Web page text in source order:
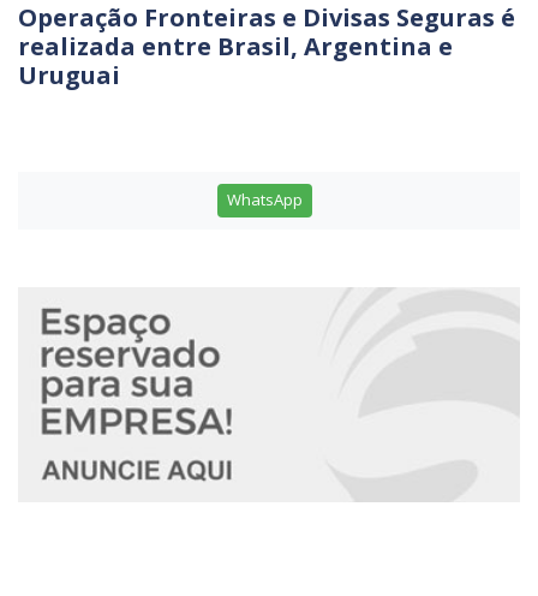
Operação Fronteiras e Divisas Seguras é
realizada entre Brasil, Argentina e
Uruguai
WhatsApp